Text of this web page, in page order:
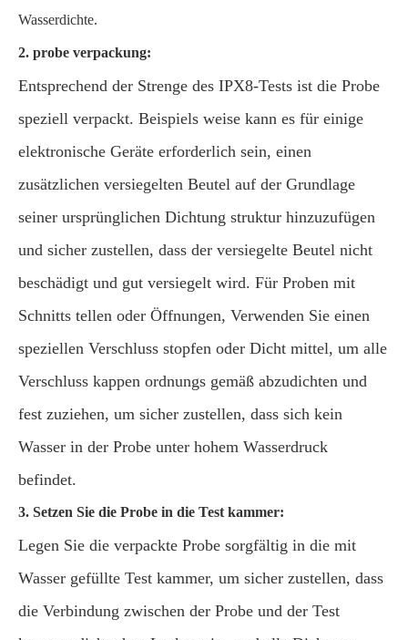
Wasserdichte.
2. probe verpackung:
Entsprechend der Strenge des IPX8-Tests ist die Probe
speziell verpackt. Beispiels weise kann es für einige
elektronische Geräte erforderlich sein, einen
zusätzlichen versiegelten Beutel auf der Grundlage
seiner ursprünglichen Dichtung struktur hinzuzufügen
und sicher zustellen, dass der versiegelte Beutel nicht
beschädigt und gut versiegelt wird. Für Proben mit
Schnitts tellen oder Öffnungen, Verwenden Sie einen
speziellen Verschluss stopfen oder Dicht mittel, um alle
Verschluss kappen ordnungs gemäß abzudichten und
fest zuziehen, um sicher zustellen, dass sich kein
Wasser in der Probe unter hohem Wasserdruck
befindet.
3. Setzen Sie die Probe in die Test kammer:
Legen Sie die verpackte Probe sorgfältig in die mit
Wasser gefüllte Test kammer, um sicher zustellen, dass
die Verbindung zwischen der Probe und der Test